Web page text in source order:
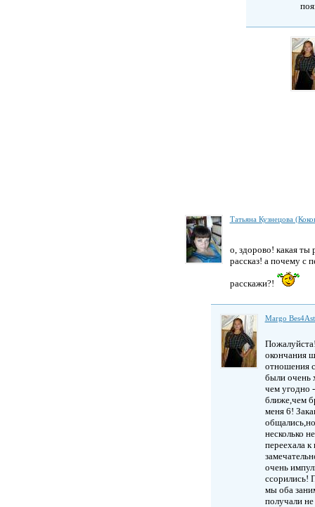
Татьяна Кузнецова
о, здорово! какая ты
рассказ! а почему с
расскажи?!
Margo
окончания
отношения
были очень
чем угодно
ближе,чем
меня 6!
несколько
переехала
очень
ссорились!
мы оба
получали